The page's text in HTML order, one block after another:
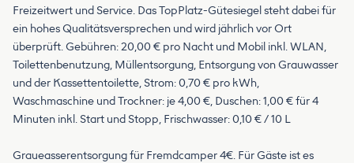
Freizeitwert und Service. Das TopPlatz-Gütesiegel steht dabei für
ein hohes Qualitätsversprechen und wird jährlich vor Ort
überprüft. Gebühren: 20,00 € pro Nacht und Mobil inkl. WLAN,
Toilettenbenutzung, Müllentsorgung, Entsorgung von Grauwasser
und der Kassettentoilette, Strom: 0,70 € pro kWh,
Waschmaschine und Trockner: je 4,00 €, Duschen: 1,00 € für 4
Minuten inkl. Start und Stopp, Frischwasser: 0,10 € / 10 L
Graueasserentsorgung für Fremdcamper 4€. Für Gäste ist es